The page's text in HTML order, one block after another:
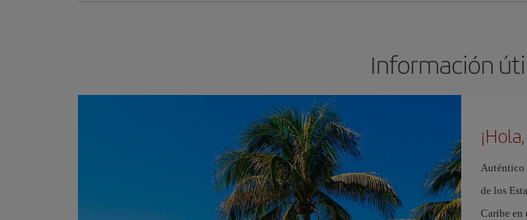
Información
Auténtico
de los
Caribe en